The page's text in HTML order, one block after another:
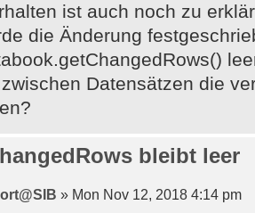
ist auch noch zu
die Änderung
Datensätzen die
bleibt leer
» Mon Nov 12, 2018 4:14 pm